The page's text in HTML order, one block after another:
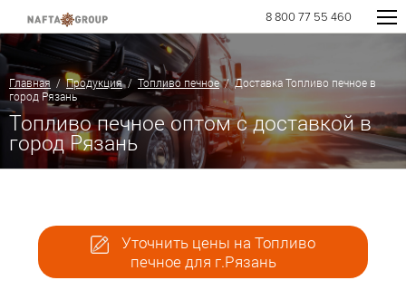
8 800 77 55 460
Главная /Продукция/ Топливо печное/ Доставка Топливо печное в
город Рязань
Топливо печное оптом с доставкой в
город Рязань
Уточнить цены на Топливо
печное для г.Рязань